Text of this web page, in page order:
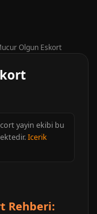
Olgun Eskort
yayin ekibi bu
Icerik
Rehberi: